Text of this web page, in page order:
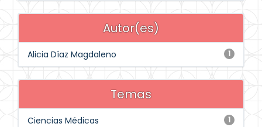
Autor(es)
1
Alicia Díaz Magdaleno
Temas
1
Ciencias Médicas